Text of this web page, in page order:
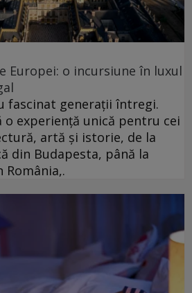
Europei: o incursiune în luxul
fascinat generații întregi.
o experiență unică pentru cei
artă și istorie, de la
din Budapesta, până la